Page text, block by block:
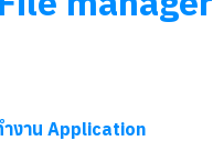
ำงาน Application